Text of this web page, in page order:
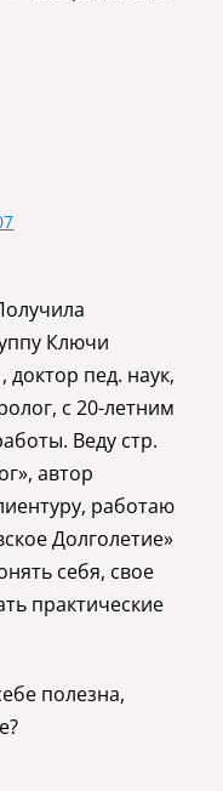
Ключи
доктор пед. наук,
с 20-летним
Веду стр.
автор
работаю
Долголетие»
себя, свое
практические
полезна,